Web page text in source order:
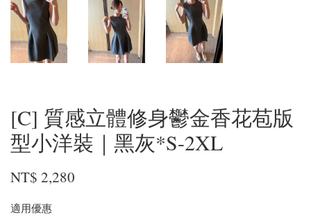
[C] 質感立體修身鬱金香花苞版
型小洋裝｜黑灰*S-2XL
NT$ 2,280
適用優惠